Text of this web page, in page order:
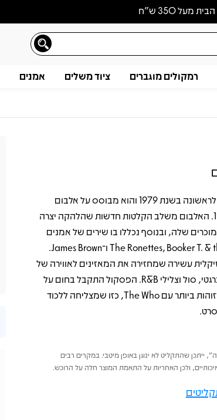
מעל 350 ש״ח
רמקולים מוגברים ציוד משלים אמנים
תיאורפסקול הסרט Quadrophenia יצא לראשונה בשנת 1979 והוא מבוסס על אלבום
הקונספט של The Who משנת 1973. האלבום משלב הקלטות חדשות שהלהקה יצרה
שלה, ובנוסף נכללו בו שירים של אמנים
אחרים מאותה תקופה כמו The Ronettes, Booker T. & the MG’s ו־James Brown.
עשירה שמחזירה את המאזינים לאווירה של
בריטניה בשנות השישים, עם רוק אנרגטי, סול וצלילי R&B. הפסקול התקבל בחום על
ידי הקהל, והפך לאחת ההוצאות המזוהות ביותר עם The Who, כזו שמצליחה ללכוד
ייתכן שהתקליט לא ינוגן באופן מיטבי. במקרים רבים
ולכן האחריות על התאמת המוצר חלה על הרוכש.